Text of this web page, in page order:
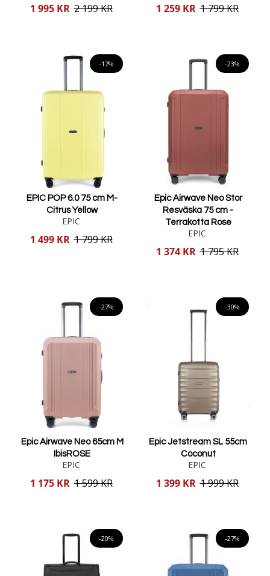
Reducerat
1 995 KR 2 199 KR
Reducerat
1 259 KR 1 799 KR
-17%
EPIC POP 6.0 75 cm M-
Citrus Yellow
EPIC
Reducerat
1 499 KR 1 799 KR
-23%
Epic Airwave Neo Stor
Resväska 75 cm -
Terrakotta Rose
EPIC
Reducerat
1 374 KR 1 795 KR
-27%
Epic Airwave Neo 65cm M
IbisROSE
EPIC
Reducerat
1 175 KR 1 599 KR
-30%
Epic Jetstream SL 55cm
Coconut
EPIC
Reducerat
1 399 KR 1 999 KR
-20% -27%